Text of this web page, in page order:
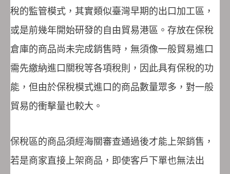
稅的監管模式，其實類似臺灣早期的出口加工區，
或是前幾年開始研發的自由貿易港區。存放在保稅
倉庫的商品尚未完成銷售時，無須像一般貿易進口
需先繳納進口關稅等各項稅則，因此具有保稅的功
能，但由於保稅模式進口的商品數量眾多，對一般
貿易的衝擊量也較大。
保稅區的商品須經海關審查通過後才能上架銷售，
若是商家直接上架商品，即使客戶下單也無法出